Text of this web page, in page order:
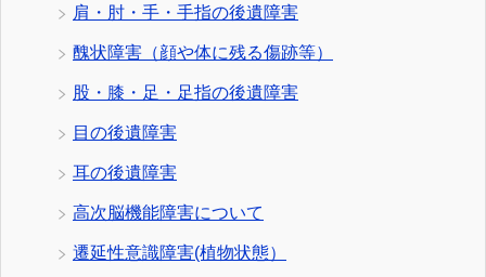
肩・肘・手・手指の後遺障害
醜状障害（顔や体に残る傷跡等）
股・膝・足・足指の後遺障害
目の後遺障害
耳の後遺障害
高次脳機能障害について
遷延性意識障害(植物状態）